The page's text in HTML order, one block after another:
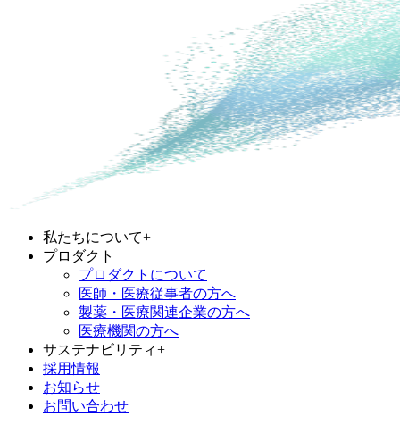
私たちについて+
プロダクト
プロダクトについて
医師・医療従事者の方へ
製薬・医療関連企業の方へ
医療機関の方へ
サステナビリティ+
採用情報
お知らせ
お問い合わせ